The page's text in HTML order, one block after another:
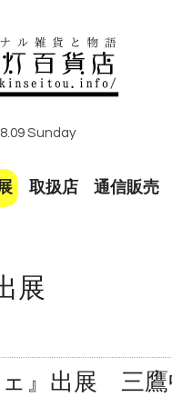
Sunday
取扱店 通信販売
展
』出展 三鷹